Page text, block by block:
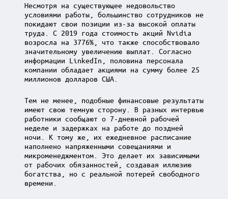
Несмотря на существующее недовольство
условиями работы, большинство сотрудников не
покидают свои позиции из-за высокой оплаты
труда. С 2019 года стоимость акций Nvidia
возросла на 3776%, что также способствовало
значительному увеличению выплат. Согласно
информации LinkedIn, половина персонала
компании обладает акциями на сумму более 25
миллионов долларов США.
Тем не менее, подобные финансовые результаты
имеют свою темную сторону. В разных интервью
работники сообщают о 7-дневной рабочей
неделе и задержках на работе до поздней
ночи. К тому же, их ежедневное расписание
наполнено напряженными совещаниями и
микроменеджментом. Это делает их зависимыми
от рабочих обязанностей, создавая иллюзию
богатства, но с реальной потерей свободного
времени.